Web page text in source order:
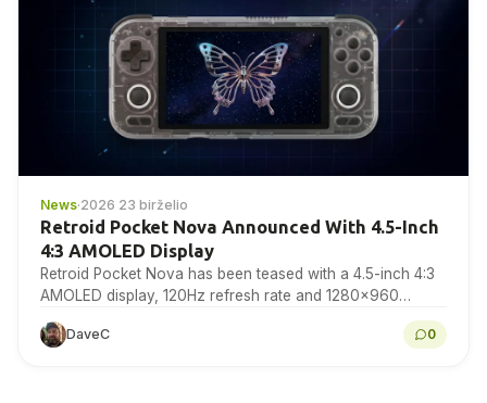
News·2026 23 birželio
Retroid Pocket Nova Announced With 4.5-Inch
4:3 AMOLED Display
Retroid Pocket Nova has been teased with a 4.5-inch 4:3
AMOLED display, 120Hz refresh rate and 1280×960
DaveC 0